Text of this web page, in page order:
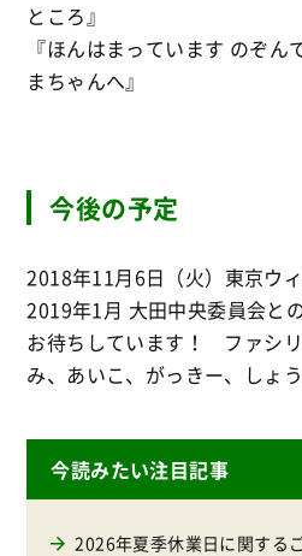
ところ』
『ほんはまっています のぞん
まちゃんへ』
今後の予定
2018年11月6日（火）東京ウ
2019年1月 大田中央委員会と
お待ちしています！ ファシ
み、あいこ、がっきー、しょ
今読みたい注目記事
2026年夏季休業日に関する